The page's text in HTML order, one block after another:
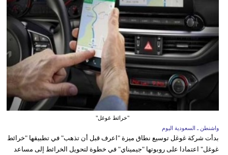
"خرائط غوغل"
واشنطن ـ السعودية اليوم
بدأت شركة غوغل توسيع نطاق ميزة "اعرف قبل أن تذهب" في تطبيقها "خرائط
غوغل" اعتمادا على روبوتها "جيميناي" في خطوة لتحويل الخرائط إلى مساعد